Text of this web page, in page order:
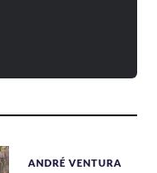
ANDRÉ VENTURA